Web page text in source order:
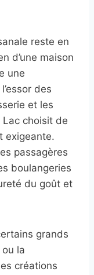
reste en
d’une maison
une
des
et les
Lac choisit de
exigeante.
passagères
boulangeries
du goût et
grands
ou la
créations